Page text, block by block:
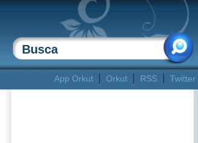
App Orkut Orkut RSS Twitter